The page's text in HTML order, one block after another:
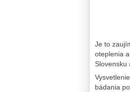
Je to
oteplenia
Slovensku
bádania